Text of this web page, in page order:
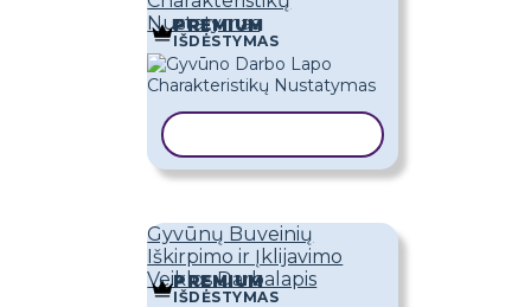
Nustatymas
PREMIUM
IŠDĖSTYMAS
Gyvūnų Buveinių
Iškirpimo ir Įklijavimo
Veiklos Darbalapis
PREMIUM
IŠDĖSTYMAS